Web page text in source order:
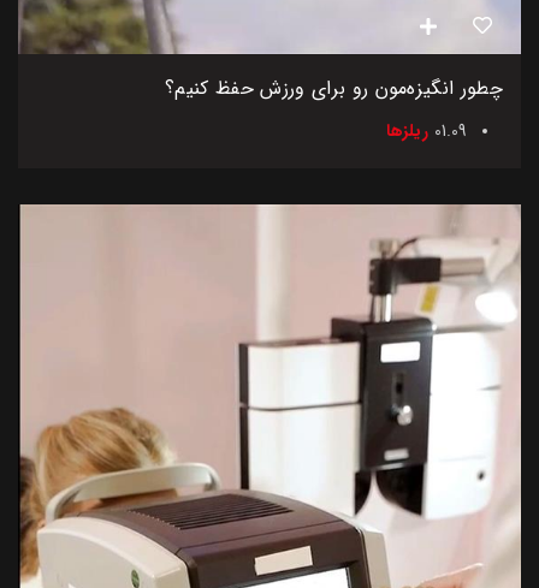
چطور انگیزه‌مون رو برای ورزش حفظ کنیم؟
01.09 ریلزها